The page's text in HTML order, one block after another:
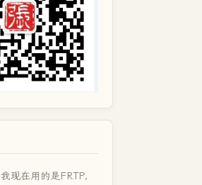
我现在用的是FRTP，